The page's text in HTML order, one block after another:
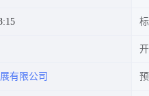
有限公司